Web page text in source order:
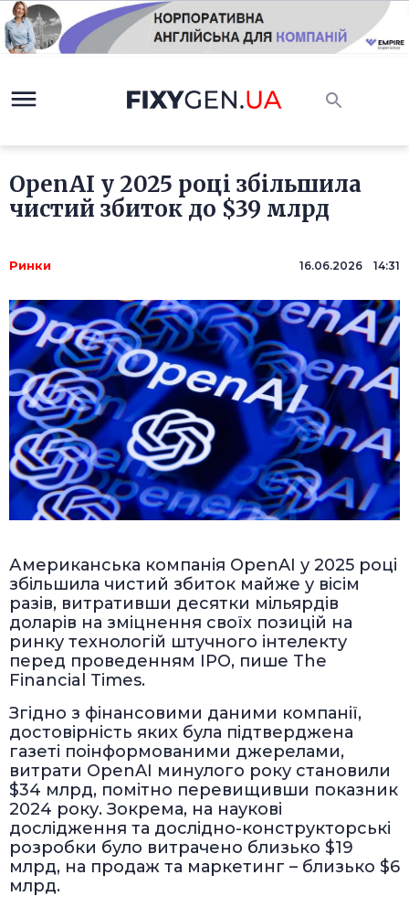
OpenAI у 2025 році збільшила
чистий збиток до $39 млрд
Ринки 16.06.2026 14:31
Американська компанія OpenAI у 2025 році
збільшила чистий збиток майже у вісім
разів, витративши десятки мільярдів
доларів на зміцнення своїх позицій на
ринку технологій штучного інтелекту
перед проведенням IPO, пише The
Financial Times.
Згідно з фінансовими даними компанії,
достовірність яких була підтверджена
газеті поінформованими джерелами,
витрати OpenAI минулого року становили
$34 млрд, помітно перевищивши показник
2024 року. Зокрема, на наукові
дослідження та дослідно-конструкторські
розробки було витрачено близько $19
млрд, на продаж та маркетинг – близько $6
млрд.